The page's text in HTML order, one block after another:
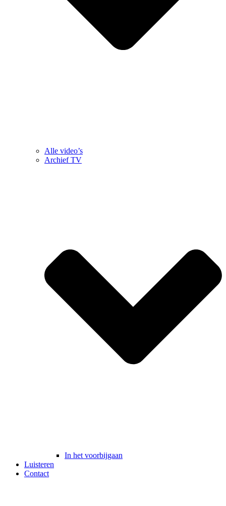
Alle video’s
Archief TV
In het voorbijgaan
Luisteren
Contact